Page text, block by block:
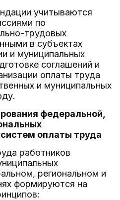
учитываются
по
трудовых
в субъектах
и муниципальных
соглашений и
оплаты труда
и муниципальных
федеральной,
оплаты труда
работников
региональном и
формируются на